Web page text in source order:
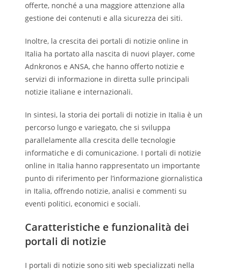
offerte, nonché a una maggiore attenzione alla
gestione dei contenuti e alla sicurezza dei siti.
Inoltre, la crescita dei portali di notizie online in
Italia ha portato alla nascita di nuovi player, come
Adnkronos e ANSA, che hanno offerto notizie e
servizi di informazione in diretta sulle principali
notizie italiane e internazionali.
In sintesi, la storia dei portali di notizie in Italia è un
percorso lungo e variegato, che si sviluppa
parallelamente alla crescita delle tecnologie
informatiche e di comunicazione. I portali di notizie
online in Italia hanno rappresentato un importante
punto di riferimento per l’informazione giornalistica
in Italia, offrendo notizie, analisi e commenti su
eventi politici, economici e sociali.
Caratteristiche e funzionalità dei
portali di notizie
I portali di notizie sono siti web specializzati nella